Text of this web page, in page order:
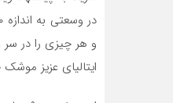
و هر چیزی را در
ایتالیای عزیز